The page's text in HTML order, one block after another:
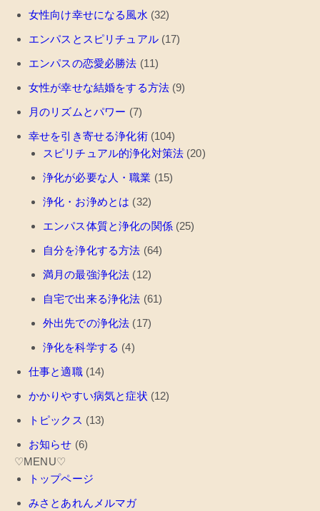
女性向け幸せになる風水 (32)
エンパスとスピリチュアル(17)
エンパスの恋愛必勝法 (11)
女性が幸せな結婚をする方法(9)
月のリズムとパワー (7)
幸せを引き寄せる浄化術(104)
スピリチュアル的浄化対策法(20)
浄化が必要な人・職業 (15)
浄化・お浄めとは (32)
エンパス体質と浄化の関係(25)
自分を浄化する方法 (64)
満月の最強浄化法 (12)
自宅で出来る浄化法 (61)
外出先での浄化法 (17)
浄化を科学する (4)
仕事と適職(14)
かかりやすい病気と症状 (12)
トピックス (13)
お知らせ (6)
♡MENU♡
トップページ
みさとあれんメルマガ